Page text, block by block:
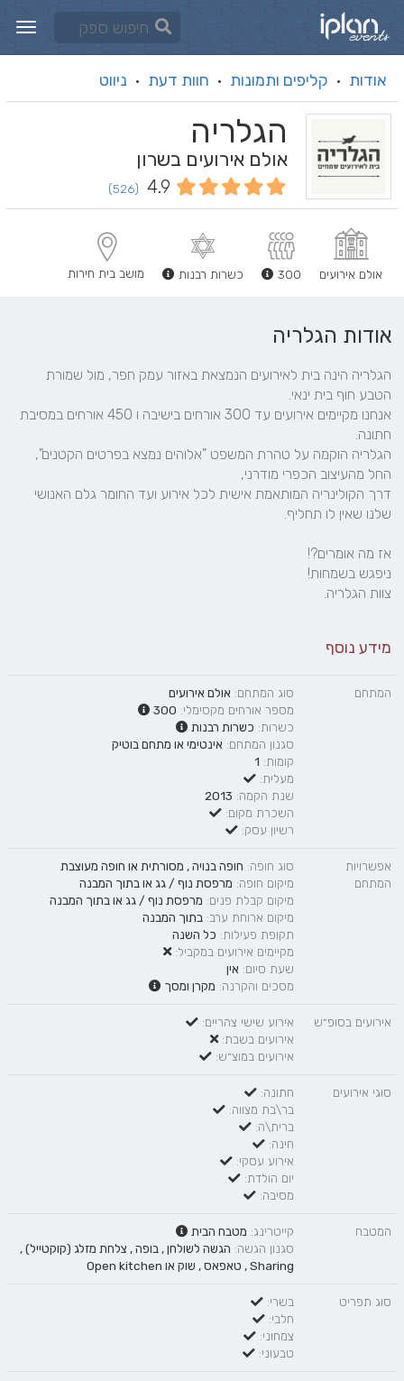
אודות · קליפים ותמונות · חוות דעת · ניווט
הגלריה
אולם אירועים בשרון
4.9
(526)
אולם אירועים 300 כשרות רבנות מושב בית חירות
אודות הגלריה
צוות הגלריה.
מידע נוסף
המתחם סוג המתחם: אולם אירועים
מספר אורחים מקסימלי: 300
כשרות: כשרות רבנות
סגנון המתחם: אינטימי או מתחם בוטיק
קומות: 1
מעלית:
שנת הקמה: 2013
השכרת מקום:
רשיון עסק:
אפשרויות
המתחם
סוג חופה: חופה בנויה, מסורתית או חופה מעוצבת
מיקום חופה: מרפסת נוף / גג או בתוך המבנה
מיקום קבלת פנים: מרפסת נוף / גג או בתוך המבנה
מיקום ארוחת ערב: בתוך המבנה
תקופת פעילות: כל השנה
מקיימים אירועים במקביל:
שעת סיום: אין
מסכים והקרנה: מקרן ומסך
אירועים בסופ״ש
אירוע שישי צהריים:
אירועים בשבת:
אירועים במוצ״ש:
סוגי אירועים
חתונה:
בר\בת מצווה:
ברית\ה:
חינה:
אירוע עסקי:
יום הולדת:
מסיבה:
המטבח קייטרינג: מטבח הבית
סגנון הגשה: הגשה לשולחן, בופה, צלחת מזלג (קוקטייל),
Sharing
, טאפאס, שוק או Open kitchen
סוג תפריט
בשרי:
חלבי:
צמחוני:
טבעוני: